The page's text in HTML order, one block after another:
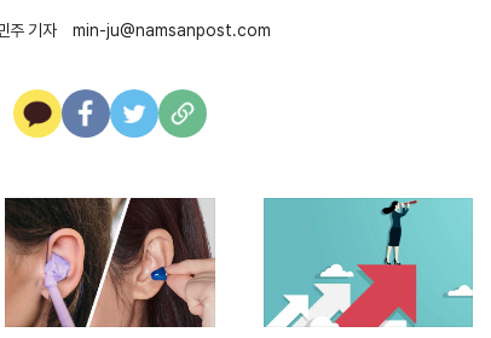
주 기자 min-ju@namsanpost.com
카
톡
페
북
트
U
복
사